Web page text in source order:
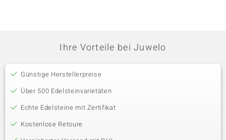
Ihre Vorteile bei Juwelo
Günstige Herstellerpreise
Über 500 Edelsteinvarietäten
Echte Edelsteine mit Zertifikat
Kostenlose Retoure